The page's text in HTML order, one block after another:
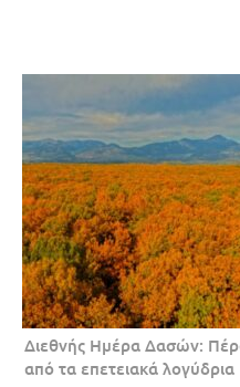
Διεθνής Ημέρα Δασών:
από τα επετειακά λογύδρια